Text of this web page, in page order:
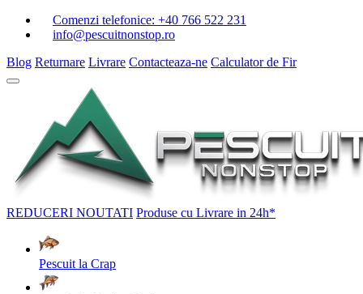
Comenzi telefonice: +40 766 522 231
info@pescuitnonstop.ro
Blog Returnare Livrare Contacteaza-ne Calculator de Fir
REDUCERI NOUTATI Produse cu Livrare in 24h*
Pescuit la Crap